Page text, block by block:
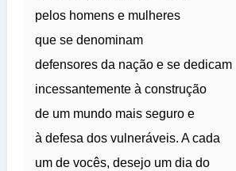
pelos homens e mulheres
que se denominam
defensores da nação e se dedicam
incessantemente à construção
de um mundo mais seguro e
à defesa dos vulneráveis. A cada
um de vocês, desejo um dia do